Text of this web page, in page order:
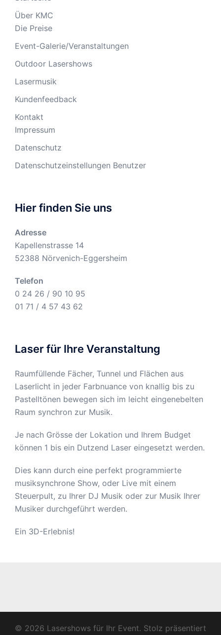
Über KMC
Die Preise
Event-Galerie/Veranstaltungen
Outdoor Lasershows
Lasermusik
Kundenfeedback
Kontakt
Impressum
Datenschutz
Datenschutzeinstellungen Benutzer
Hier finden Sie uns
Adresse
Kapellenstrasse 14
52388 Nörvenich-Eggersheim
Telefon
0 24 26 / 90 10 95
01 71 / 4 57 43 62
Laser für Ihre Veranstaltung
Raumfüllende Fächer, Tunnel und Flächen aus
Laserlicht in jeder Farbnuance von knallig bis zu
Pastelltönen bewegen sich im leicht eingenebelten
Raum synchron zur Musik.
Je nach Grösse der Lokation und Ihrem Budget
können 1 bis ein Dutzend Laser eingesetzt werden.
Dies kann durch eine perfekt programmierte
musiksynchrone Show, oder Live mit einem
Steuerpult, zu Ihrer DJ Musik oder zur Musik Ihrer
Musiker durchgeführt werden.
Ein 3D-Erlebnis!
© 2026 Lasershows für Ihr Event. Stolz präsentiert